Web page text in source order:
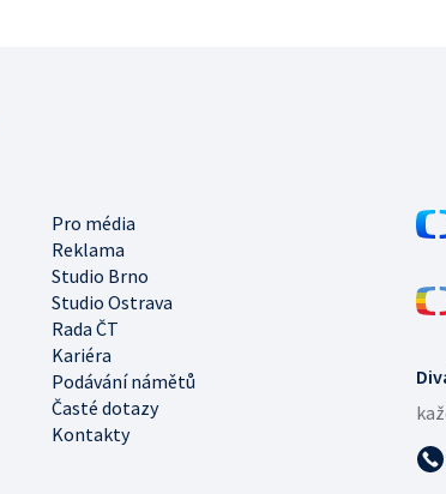
Pro média
Reklama
Studio Brno
Studio Ostrava
Rada ČT
Kariéra
Podávání námětů
Časté dotazy
Kontakty